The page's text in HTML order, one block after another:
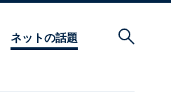
ネットの話題